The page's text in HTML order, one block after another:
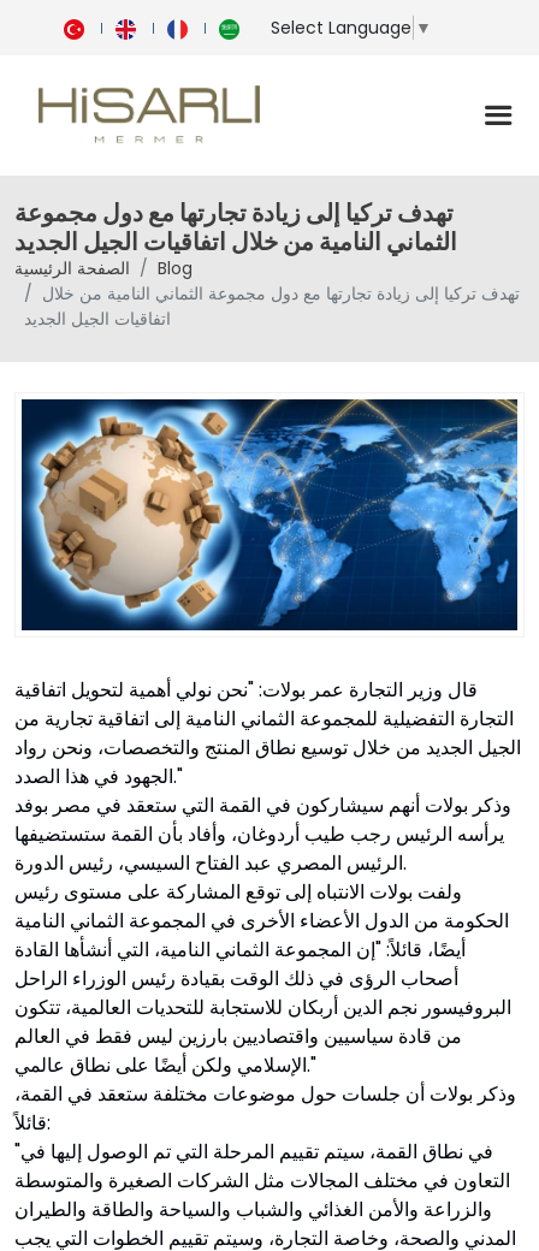
Select Language ▼
تهدف تركيا إلى زيادة تجارتها مع دول مجموعة
الثماني النامية من خلال اتفاقيات الجيل الجديد
الصفحة الرئيسية
Blog
تهدف تركيا إلى زيادة تجارتها مع دول مجموعة الثماني النامية من خلال
اتفاقيات الجيل الجديد
قال وزير التجارة عمر بولات: "نحن نولي أهمية لتحويل اتفاقية
التجارة التفضيلية للمجموعة الثماني النامية إلى اتفاقية تجارية من
الجيل الجديد من خلال توسيع نطاق المنتج والتخصصات، ونحن رواد
الجهود في هذا الصدد."
وذكر بولات أنهم سيشاركون في القمة التي ستعقد في مصر بوفد
يرأسه الرئيس رجب طيب أردوغان، وأفاد بأن القمة ستستضيفها
الرئيس المصري عبد الفتاح السيسي، رئيس الدورة.
ولفت بولات الانتباه إلى توقع المشاركة على مستوى رئيس
الحكومة من الدول الأعضاء الأخرى في المجموعة الثماني النامية
أيضًا، قائلاً: "إن المجموعة الثماني النامية، التي أنشأها القادة
أصحاب الرؤى في ذلك الوقت بقيادة رئيس الوزراء الراحل
البروفيسور نجم الدين أربكان للاستجابة للتحديات العالمية، تتكون
من قادة سياسيين واقتصاديين بارزين ليس فقط في العالم
الإسلامي ولكن أيضًا على نطاق عالمي."
وذكر بولات أن جلسات حول موضوعات مختلفة ستعقد في القمة،
قائلاً:
"في نطاق القمة، سيتم تقييم المرحلة التي تم الوصول إليها في
التعاون في مختلف المجالات مثل الشركات الصغيرة والمتوسطة
والزراعة والأمن الغذائي والشباب والسياحة والطاقة والطيران
المدني والصحة، وخاصة التجارة، وسيتم تقييم الخطوات التي يجب